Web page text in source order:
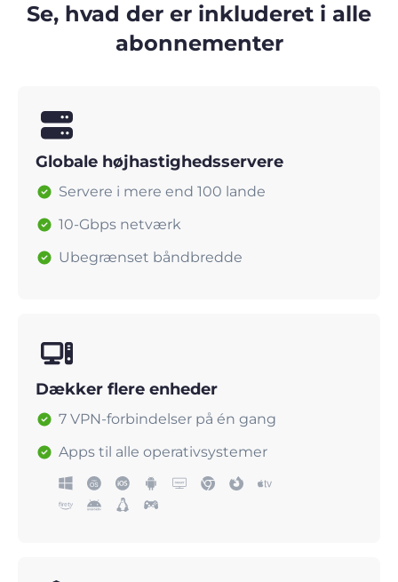
Se, hvad der er inkluderet i alle
abonnementer
Globale højhastighedsservere
Servere i mere end 100 lande
10-Gbps netværk
Ubegrænset båndbredde
Dækker flere enheder
7 VPN-forbindelser på én gang
Apps til alle operativsystemer